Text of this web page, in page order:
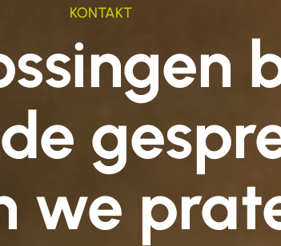
KONTAKT
we